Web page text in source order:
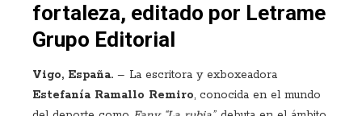
fortaleza, editado por Letrame
Grupo Editorial
Vigo, España. – La escritora y exboxeadora
Estefanía Ramallo Remiro, conocida en el mundo